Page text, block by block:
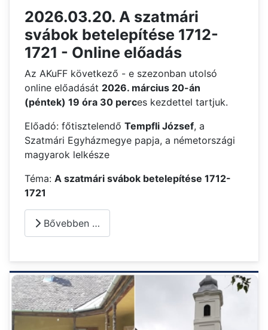
2026.03.20. A szatmári
svábok betelepítése 1712-
1721 - Online előadás
Az AKuFF következő - e szezonban utolsó
online előadását 2026. március 20-án
(péntek) 19 óra 30 perces kezdettel tartjuk.
Előadó: főtisztelendő Tempfli József, a
Szatmári Egyházmegye papja, a németországi
magyarok lelkésze
Téma: A szatmári svábok betelepítése 1712-
1721
Bővebben …